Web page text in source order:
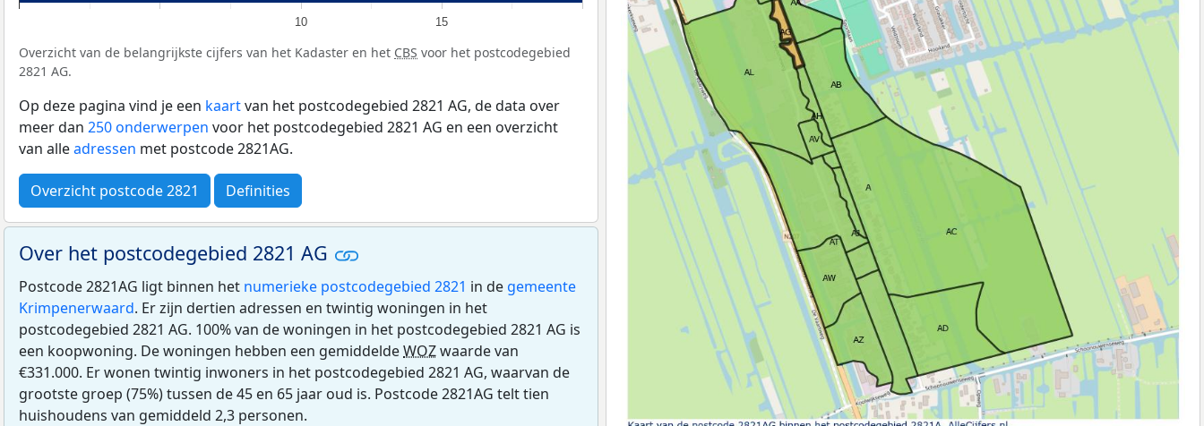
10 15
Overzicht van de belangrijkste cijfers van het Kadaster en het CBS voor het postcodegebied
2821 AG.
Op deze pagina vind je een kaartvan het postcodegebied 2821 AG, de data over
meer dan 250 onderwerpen voor het postcodegebied 2821 AG en een overzicht
van alleadressen met postcode 2821AG.
Overzicht postcode 2821 Definities
Over het postcodegebied 2821 AG
Postcode 2821AG ligt binnen het numerieke postcodegebied 2821 in de gemeente
Krimpenerwaard. Er zijn dertien adressen en twintig woningen in het
postcodegebied 2821 AG. 100% van de woningen in het postcodegebied 2821 AG is
een koopwoning. De woningen hebben een gemiddeldeWOZwaarde van
€331.000. Er wonen twintig inwoners in het postcodegebied 2821 AG, waarvan de
grootste groep (75%) tussen de 45 en 65 jaar oud is. Postcode 2821AG telt tien
huishoudens van gemiddeld 2,3 personen.